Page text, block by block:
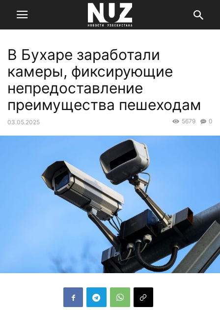
В Бухаре заработали
камеры, фиксирующие
непредоставление
преимущества пешеходам
03.05.2025 0
5679